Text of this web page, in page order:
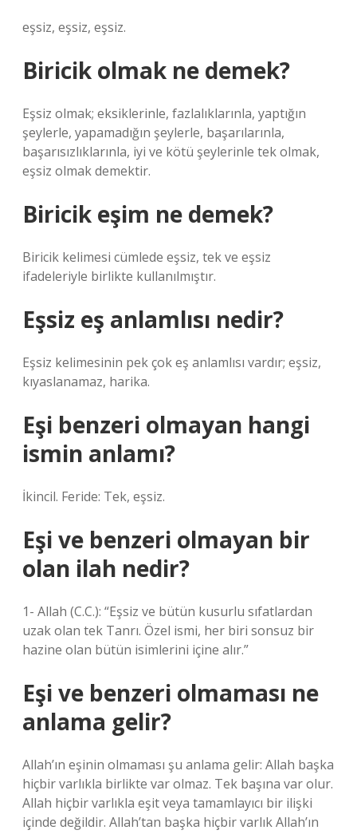
eşsiz, eşsiz, eşsiz.
Biricik olmak ne demek?
Eşsiz olmak; eksiklerinle, fazlalıklarınla, yaptığın
şeylerle, yapamadığın şeylerle, başarılarınla,
başarısızlıklarınla, iyi ve kötü şeylerinle tek olmak,
eşsiz olmak demektir.
Biricik eşim ne demek?
Biricik kelimesi cümlede eşsiz, tek ve eşsiz
ifadeleriyle birlikte kullanılmıştır.
Eşsiz eş anlamlısı nedir?
Eşsiz kelimesinin pek çok eş anlamlısı vardır; eşsiz,
kıyaslanamaz, harika.
Eşi benzeri olmayan hangi
ismin anlamı?
İkincil. Feride: Tek, eşsiz.
Eşi ve benzeri olmayan bir
olan ilah nedir?
1- Allah (C.C.): “Eşsiz ve bütün kusurlu sıfatlardan
uzak olan tek Tanrı. Özel ismi, her biri sonsuz bir
hazine olan bütün isimlerini içine alır.”
Eşi ve benzeri olmaması ne
anlama gelir?
Allah’ın eşinin olmaması şu anlama gelir: Allah başka
hiçbir varlıkla birlikte var olmaz. Tek başına var olur.
Allah hiçbir varlıkla eşit veya tamamlayıcı bir ilişki
içinde değildir. Allah’tan başka hiçbir varlık Allah’ın